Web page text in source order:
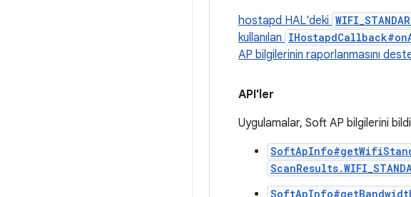
hostapd HAL'deki
kullanılan
AP bilgilerinin raporlanmasını
API'ler
Uygulamalar, Soft AP bilgilerini